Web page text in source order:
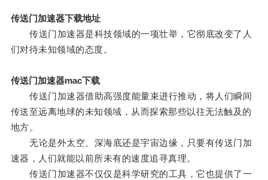
传送门加速器下载地址
传送门加速器是科技领域的一项壮举，它彻底改变了人
们对待未知领域的态度。
传送门加速器mac下载
传送门加速器借助高强度能量束进行推动，将人们瞬间
传送至远离地球的未知领域，从而探索那些以往无法触及的
地方。
无论是外太空、深海底还是宇宙边缘，只要有传送门加
速器，人们就能以前所未有的速度追寻真理。
传送门加速器不仅仅是科学研究的工具，它也提供了一